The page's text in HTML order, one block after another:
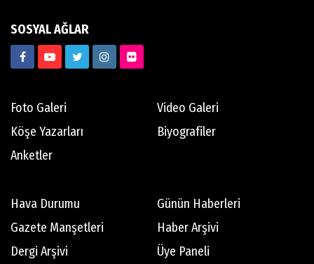
SÖZ BÜYÜDÜR
Motorcunun Yol Notları
SOSYAL AĞLAR
Foto Galeri
Video Galeri
Köşe Yazarları
Biyografiler
Anketler
Hava Durumu
Günün Haberleri
Gazete Manşetleri
Haber Arşivi
Dergi Arşivi
Üye Paneli